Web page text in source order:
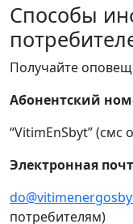
Способы
Получайте
Абонентский
“VitimEnSbyt”
Электронная
потребителям)